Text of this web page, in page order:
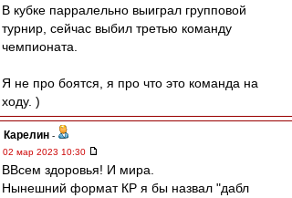
В кубке парралельно выиграл групповой
турнир, сейчас выбил третью команду
чемпионата.
Я не про боятся, я про что это команда на
ходу. )
Карелин -
02 мар 2023 10:30
ВВсем здоровья! И мира.
Нынешний формат КР я бы назвал "дабл